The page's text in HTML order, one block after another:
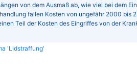
von dem Ausmaß ab, wie viel bei dem
fallen Kosten von ungefähr 2000 bis
Teil der Kosten des Eingriffes von der
'Lidstraffung'